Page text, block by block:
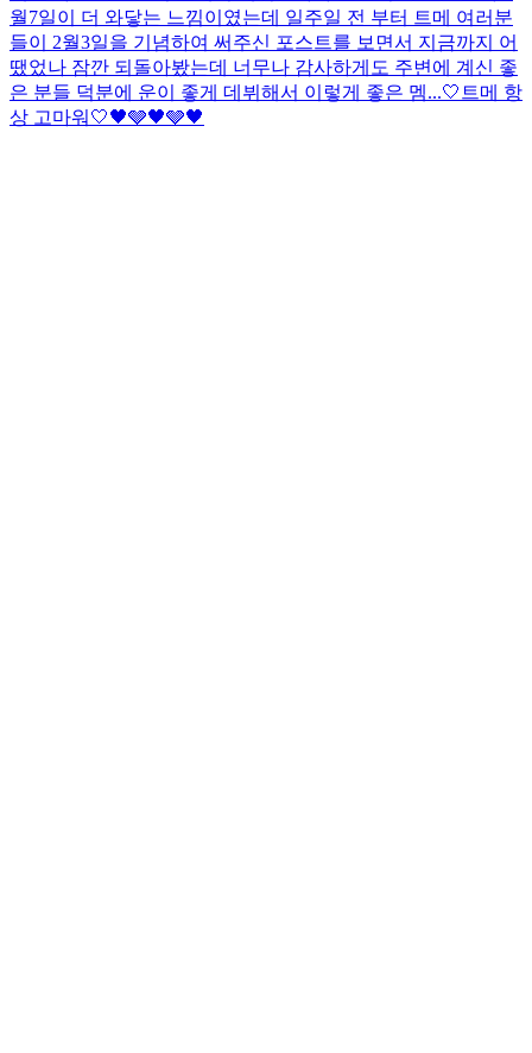
월7일이 더 와닿는 느낌이였는데 일주일 전 부터 트메 여러분
들이 2월3일을 기념하여 써주신 포스트를 보면서 지금까지 어
땠었나 잠깐 되돌아봤는데 너무나 감사하게도 주변에 계신 좋
은 분들 덕분에 운이 좋게 데뷔해서 이렇게 좋은 멤...🤍트메 항
상 고마워🤍🖤🩶🖤🩶🖤